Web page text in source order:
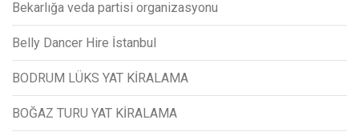
Bekarlığa veda partisi organizasyonu
Belly Dancer Hire İstanbul
BODRUM LÜKS YAT KİRALAMA
BOĞAZ TURU YAT KİRALAMA